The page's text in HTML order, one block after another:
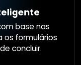
base nas
os formulários
concluir.